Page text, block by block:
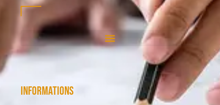
Informations